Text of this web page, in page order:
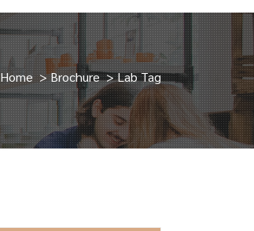
Home>Brochure>Lab Tag